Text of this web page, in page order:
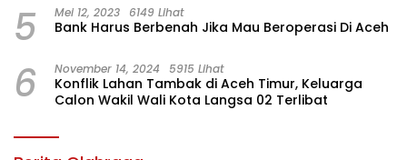
5 Mei 12, 2023 6149 Lihat
Bank Harus Berbenah Jika Mau Beroperasi Di Aceh
6 November 14, 2024 5915 Lihat
Konflik Lahan Tambak di Aceh Timur, Keluarga
Calon Wakil Wali Kota Langsa 02 Terlibat